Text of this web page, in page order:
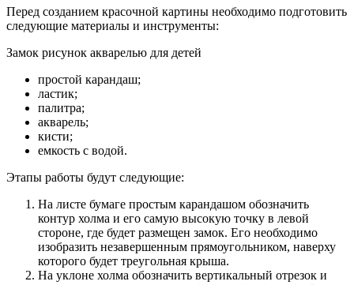
Перед созданием красочной картины необходимо подготовить
следующие материалы и инструменты:
Замок рисунок акварелью для детей
простой карандаш;
ластик;
палитра;
акварель;
кисти;
емкость с водой.
Этапы работы будут следующие:
На листе бумаге простым карандашом обозначить
контур холма и его самую высокую точку в левой
стороне, где будет размещен замок. Его необходимо
изобразить незавершенным прямоугольником, наверху
которого будет треугольная крыша.
На уклоне холма обозначить вертикальный отрезок и